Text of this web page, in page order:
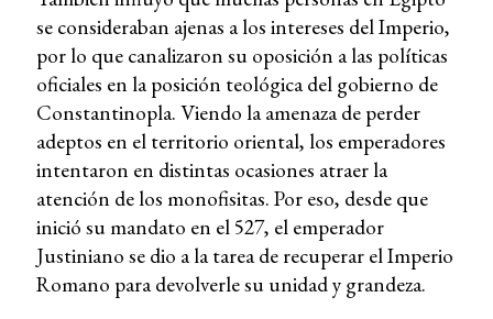
se consideraban ajenas a los intereses del Imperio,
por lo que canalizaron su oposición a las políticas
oficiales en la posición teológica del gobierno de
Constantinopla. Viendo la amenaza de perder
adeptos en el territorio oriental, los emperadores
intentaron en distintas ocasiones atraer la
atención de los monofisitas. Por eso, desde que
inició su mandato en el 527, el emperador
Justiniano se dio a la tarea de recuperar el Imperio
Romano para devolverle su unidad y grandeza.